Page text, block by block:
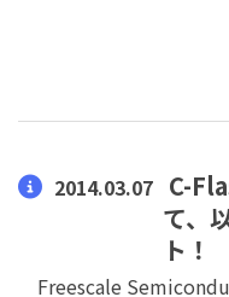
2014.03.07 C-
て、
ト！
Freescale